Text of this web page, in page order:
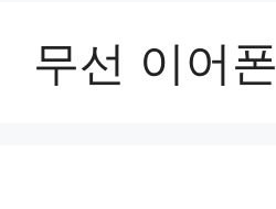
무선 이어폰